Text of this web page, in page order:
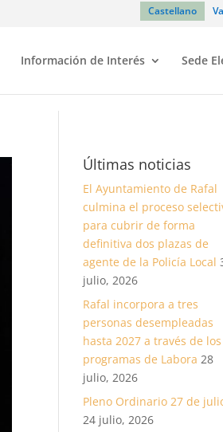
Castellano
Información de Interés Sede
Últimas noticias
El Ayuntamiento de Rafal
culmina el proceso
para cubrir de forma
definitiva dos plazas de
agente de la Policía Local
julio, 2026
Rafal incorpora a tres
personas desempleadas
hasta 2027 a través de los
programas de Labora 28
julio, 2026
Pleno Ordinario 27 de
24 julio, 2026